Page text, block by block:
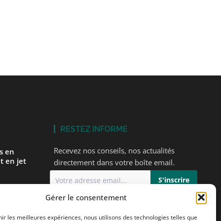
Gérer le consentement
les meilleures expériences, nous utilisons des technologies telles que
en
en jet
RESTEZ INFORMÉ
Recevez nos conseils, nos actualités
directement dans votre boîte email.
J'acceptela politique de confidentialité